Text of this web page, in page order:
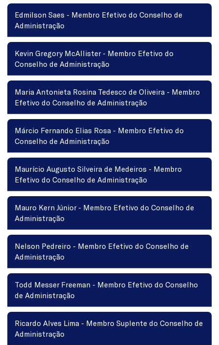
Edmilson Saes - Membro Efetivo do Conselho de
Administração
Kevin Gregory McAllister - Membro Efetivo do
Conselho de Administração
Maria Antonieta Rosina Tedesco de Oliveira - Membro
Efetivo do Conselho de Administração
Márcio Fernando Elias Rosa - Membro Efetivo do
Conselho de Administração
Maurício Augusto Silveira de Medeiros - Membro
Efetivo do Conselho de Administração
Mauro Kern Júnior - Membro Efetivo do Conselho de
Administração
Nelson Pedreiro - Membro Efetivo do Conselho de
Administração
Todd Messer Freeman - Membro Efetivo do Conselho
de Administração
Ricardo Alves Lima - Membro Suplente do Conselho de
Administração